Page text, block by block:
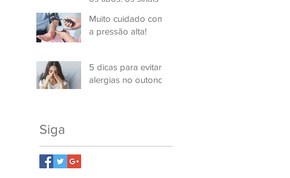
Muito cuidado com
a pressão alta!
5 dicas para evitar
alergias no outono
Siga